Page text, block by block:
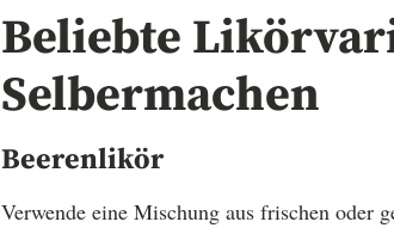
Beliebte
Selbermachen
Beerenlikör
Verwende eine Mischung aus frischen oder